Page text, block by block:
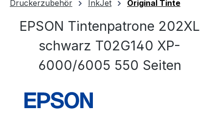
Druckerzubehör InkJet Original Tinte
EPSON Tintenpatrone 202XL
schwarz T02G140 XP-
6000/6005 550 Seiten